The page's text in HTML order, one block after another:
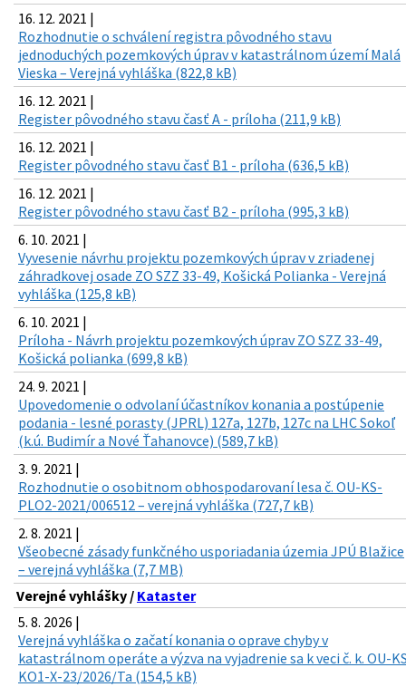
16. 12. 2021 |
Rozhodnutie o schválení registra pôvodného stavu
jednoduchých pozemkových úprav v katastrálnom území Malá
Vieska – Verejná vyhláška (822,8 kB)
16. 12. 2021 |
Register pôvodného stavu časť A - príloha (211,9 kB)
16. 12. 2021 |
Register pôvodného stavu časť B1 - príloha (636,5 kB)
16. 12. 2021 |
Register pôvodného stavu časť B2 - príloha (995,3 kB)
6. 10. 2021 |
Vyvesenie návrhu projektu pozemkových úprav v zriadenej
záhradkovej osade ZO SZZ 33-49, Košická Polianka - Verejná
vyhláška (125,8 kB)
6. 10. 2021 |
Príloha - Návrh projektu pozemkových úprav ZO SZZ 33-49,
Košická polianka (699,8 kB)
24. 9. 2021 |
Upovedomenie o odvolaní účastníkov konania a postúpenie
podania - lesné porasty (JPRL) 127a, 127b, 127c na LHC Sokoľ
(k.ú. Budimír a Nové Ťahanovce) (589,7 kB)
3. 9. 2021 |
Rozhodnutie o osobitnom obhospodarovaní lesa č. OU-KS-
PLO2-2021/006512 – verejná vyhláška (727,7 kB)
2. 8. 2021 |
Všeobecné zásady funkčného usporiadania územia JPÚ Blažice
– verejná vyhláška (7,7 MB)
Verejné vyhlášky / Kataster
5. 8. 2026 |
Verejná vyhláška o začatí konania o oprave chyby v
katastrálnom operáte a výzva na vyjadrenie sa k veci č. k. OU-
KO1-X-23/2026/Ta (154,5 kB)